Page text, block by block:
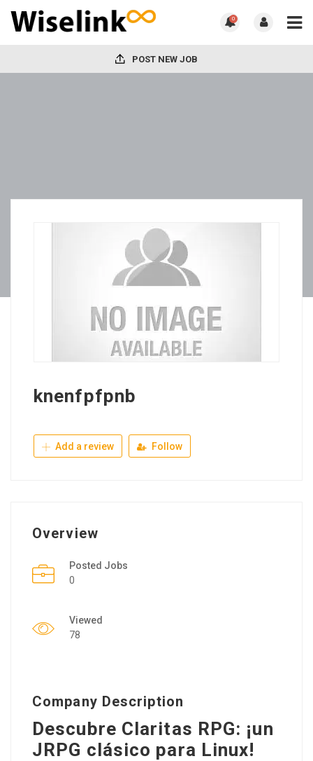
0
POST NEW JOB
knenfpfpnb
Add a review Follow
Overview
Posted Jobs
0
Viewed
78
Company Description
Descubre Claritas RPG: ¡un
JRPG clásico para Linux!